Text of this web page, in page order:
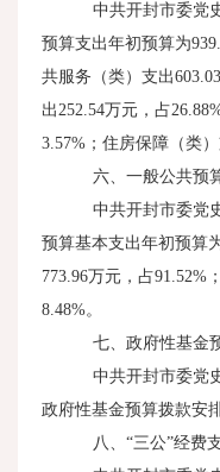
中共开封市委党
预算支出年初预算为
共服务（类）支出603.03
出252.54万元，占
3.57% ；住房保障（类
六、一般公共预
中共开封市委党
预算基本支出年初预算
773.96万元，占91.52%
8.48%。
七、政府性基金
中共开封市委党
政府性基金预算拨款安
八、“三公”经费